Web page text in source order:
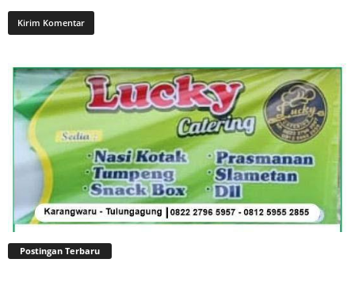
Postingan Terbaru